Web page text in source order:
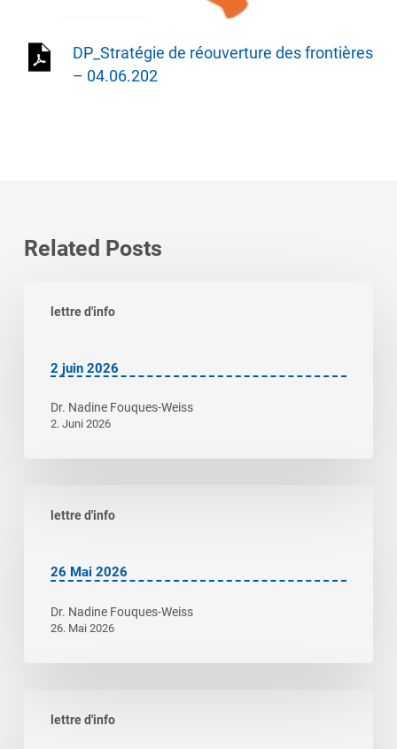
DP_Stratégie de réouverture des frontières
– 04.06.202
Related Posts
lettre d'info
2 juin 2026
Dr. Nadine Fouques-Weiss
2. Juni 2026
lettre d'info
26 Mai 2026
Dr. Nadine Fouques-Weiss
26. Mai 2026
lettre d'info